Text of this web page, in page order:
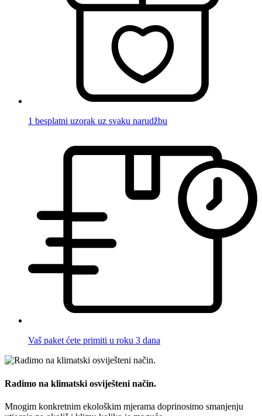
1 besplatni uzorak uz svaku narudžbu
Vaš paket ćete primiti u roku 3 dana
Radimo na klimatski osviješteni način.
Mnogim konkretnim ekološkim mjerama doprinosimo smanjenju